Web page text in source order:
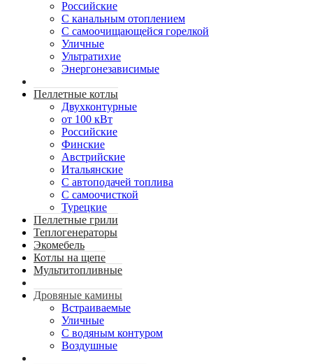
Российские
С канальным отоплением
С самоочищающейся горелкой
Уличные
Ультратихие
Энергонезависимые
Пеллетные котлы
Двухконтурные
от 100 кВт
Российские
Финские
Австрийские
Итальянские
С автоподачей топлива
С самоочисткой
Турецкие
Пеллетные грили
Теплогенераторы
Экомебель
Котлы на щепе
Мультитопливные
Дровяные камины
Встраиваемые
Уличные
С водяным контуром
Воздушные